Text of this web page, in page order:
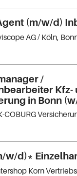
(m/w/d)
AG/ Köln,
/
Kfz-
in Bonn
COBURG
w/d)*
Korn